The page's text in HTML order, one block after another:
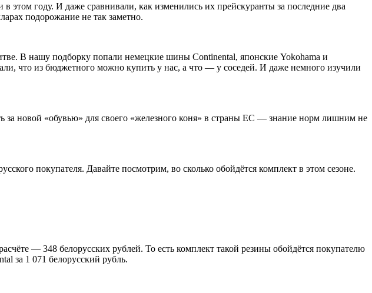
году. И даже сравнивали, как изменились их прейскуранты за последние два
подорожание не так заметно.
В нашу подборку попали немецкие шины Continental, японские Yokohama и
что из бюджетного можно купить у нас, а что — у соседей. И даже немного изучили
новой «обувью» для своего «железного коня» в страны ЕС — знание норм лишним не
покупателя. Давайте посмотрим, во сколько обойдётся комплект в этом сезоне.
— 348 белорусских рублей. То есть комплект такой резины обойдётся покупателю
за 1 071 белорусский рубль.